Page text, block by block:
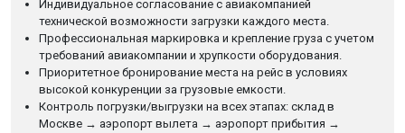
Индивидуальное согласование с авиакомпанией
технической возможности загрузки каждого места.
Профессиональная маркировка и крепление груза с учетом
требований авиакомпании и хрупкости оборудования.
Приоритетное бронирование места на рейс в условиях
высокой конкуренции за грузовые емкости.
Контроль погрузки/выгрузки на всех этапах: склад в
Москве → аэропорт вылета → аэропорт прибытия →